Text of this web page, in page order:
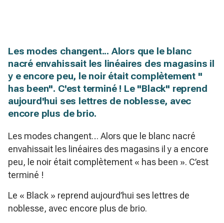
Les modes changent... Alors que le blanc
nacré envahissait les linéaires des magasins il
y e encore peu, le noir était complètement "
has been". C'est terminé ! Le "Black" reprend
aujourd'hui ses lettres de noblesse, avec
encore plus de brio.
Les modes changent… Alors que le blanc nacré
envahissait les linéaires des magasins il y a encore
peu, le noir était complètement « has been ». C’est
terminé !
Le « Black » reprend aujourd’hui ses lettres de
noblesse, avec encore plus de brio.